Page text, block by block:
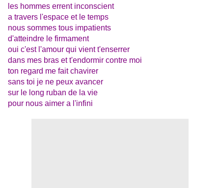
les hommes errent inconscient
a travers l'espace et le temps
nous sommes tous impatients
d'atteindre le firmament
oui c'est l'amour qui vient t'enserrer
dans mes bras et t'endormir contre moi
ton regard me fait chavirer
sans toi je ne peux avancer
sur le long ruban de la vie
pour nous aimer a l'infini